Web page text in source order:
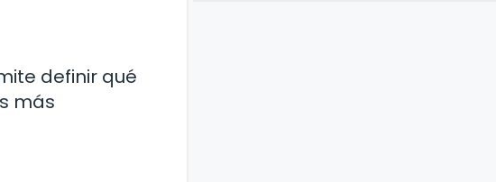
definir qué
más